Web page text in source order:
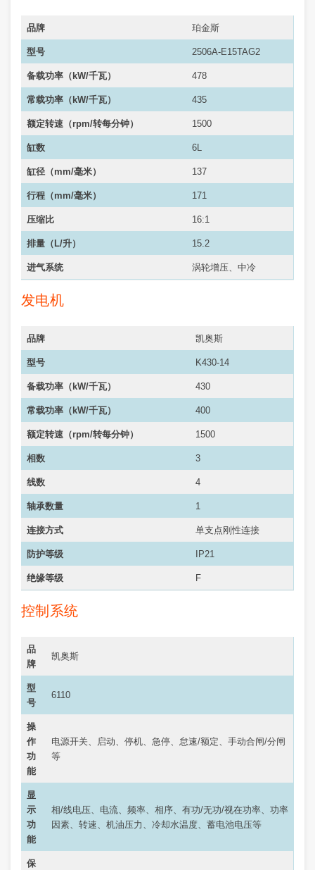
品牌 珀金斯
型号 2506A-E15TAG2
备载功率（kW/千瓦） 478
常载功率（ kW/千瓦） 435
额定转速（rpm/转每分钟） 1500
缸数 6L
缸径（mm/毫米） 137
行程（mm/毫米） 171
压缩比 16:1
排量（L/升） 15.2
进气系统 涡轮增压、中冷
发电机
品牌 凯奥斯
型号 K430-14
备载功率（kW/千瓦） 430
常载功率（ kW/千瓦） 400
额定转速（rpm/转每分钟） 1500
相数 3
线数 4
轴承数量 1
连接方式 单支点刚性连接
防护等级 IP21
绝缘等级 F
控制系统
品
牌
凯奥斯
型
号
6110
操
作
功
能
电源开关、启动、停机、急停、怠速/额定、手动合闸/分闸
等
显
示
功
能
相/线电压、电流、频率、相序、有功/无功/视在功率、功率
因素、转速、机油压力、冷却水温度、蓄电池电压等
保